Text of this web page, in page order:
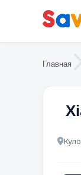
Главная